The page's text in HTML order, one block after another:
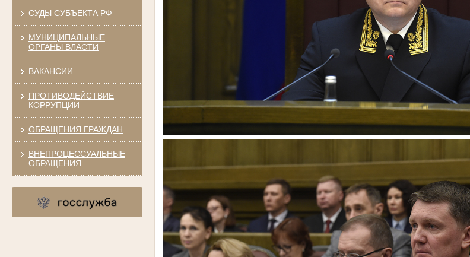
СУДЫ СУБЪЕКТА РФ
МУНИЦИПАЛЬНЫЕ
ОРГАНЫ ВЛАСТИ
ВАКАНСИИ
ПРОТИВОДЕЙСТВИЕ
КОРРУПЦИИ
ОБРАЩЕНИЯ ГРАЖДАН
ВНЕПРОЦЕССУАЛЬНЫЕ
ОБРАЩЕНИЯ